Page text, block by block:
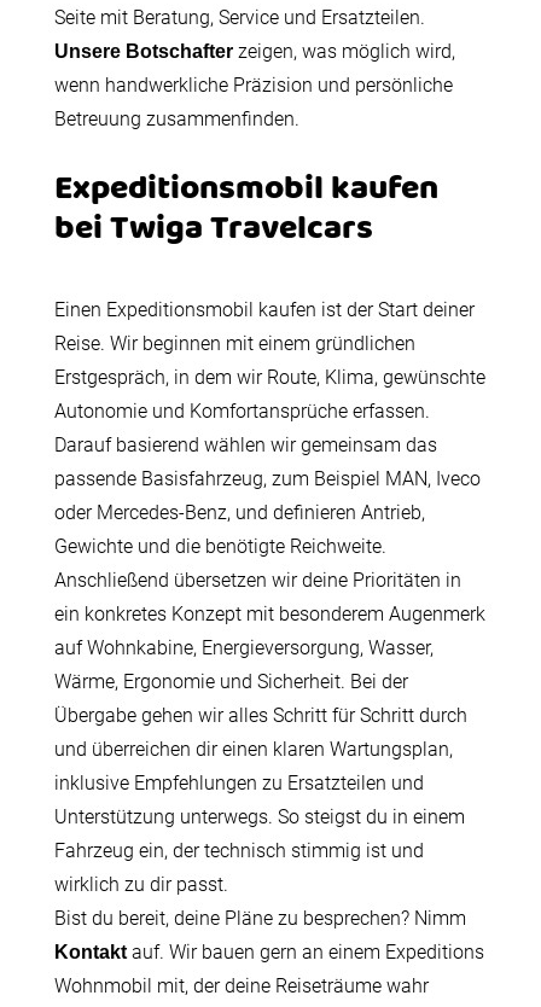
Seite mit Beratung, Service und Ersatzteilen.
Unsere Botschafterzeigen, was möglich wird,
wenn handwerkliche Präzision und persönliche
Betreuung zusammenfinden.
Expeditionsmobil kaufen
bei Twiga Travelcars
Einen Expeditionsmobil kaufen ist der Start deiner
Reise. Wir beginnen mit einem gründlichen
Erstgespräch, in dem wir Route, Klima, gewünschte
Autonomie und Komfortansprüche erfassen.
Darauf basierend wählen wir gemeinsam das
passende Basisfahrzeug, zum Beispiel MAN, Iveco
oder Mercedes-Benz, und definieren Antrieb,
Gewichte und die benötigte Reichweite.
Anschließend übersetzen wir deine Prioritäten in
ein konkretes Konzept mit besonderem Augenmerk
auf Wohnkabine, Energieversorgung, Wasser,
Wärme, Ergonomie und Sicherheit. Bei der
Übergabe gehen wir alles Schritt für Schritt durch
und überreichen dir einen klaren Wartungsplan,
inklusive Empfehlungen zu Ersatzteilen und
Unterstützung unterwegs. So steigst du in einem
Fahrzeug ein, der technisch stimmig ist und
wirklich zu dir passt.
Bist du bereit, deine Pläne zu besprechen? Nimm
Kontaktauf. Wir bauen gern an einem Expeditions
Wohnmobil mit, der deine Reiseträume wahr